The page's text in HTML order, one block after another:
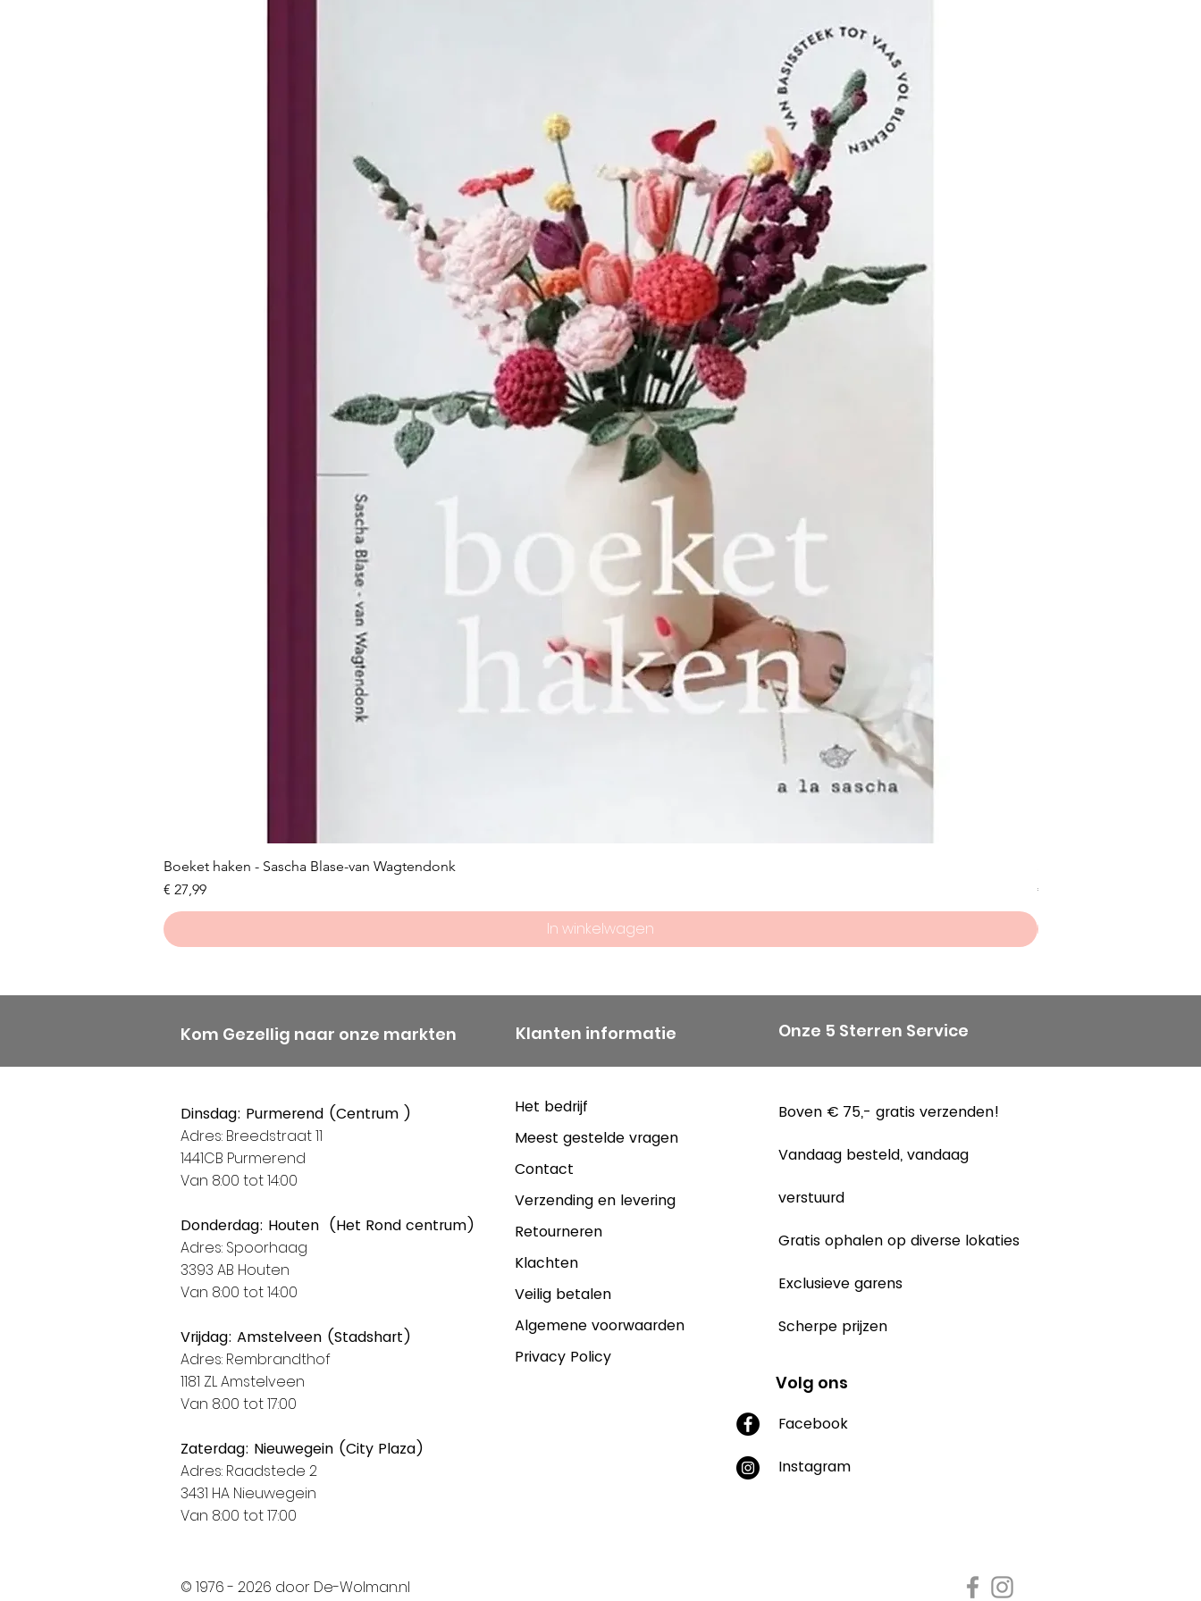
Boeket haken - Sascha Blase-van Wagtendonk
Prijs
€ 27,99
In winkelwagen
Prijs
€ 8,50
Kom Gezellig naar onze markten Klanten informatie Onze 5 Sterren Service
Dinsdag: Purmerend (Centrum )
Adres: Breedstraat 11
1441CB Purmerend
Van 8:00 tot 14:00
Donderdag: Houten (Het Rond centrum)
Adres: Spoorhaag
3393 AB Houten
Van 8:00 tot 14:00
Vrijdag: Amstelveen (Stadshart)
Adres: Rembrandthof
1181 ZL Amstelveen
Van 8:00 tot 17:00
Zaterdag: Nieuwegein (City Plaza)
Adres: Raadstede 2
3431 HA Nieuwegein
Van 8:00 tot 17:00
Het bedrijf
Meest gestelde vragen
Contact
Verzending en levering
Retourneren
Klachten
Veilig betalen
Algemene voorwaarden
Privacy Policy
Boven € 75,- gratis verzenden!
Vandaag besteld, vandaag
verstuurd
Gratis ophalen op diverse lokaties
Exclusieve garens
Scherpe prijzen
Volg ons
Facebook
Instagram
© 1976 - 2026 door De-Wolman.nl